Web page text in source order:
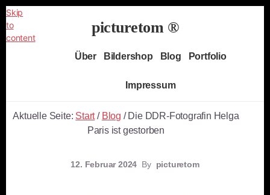
Skip
to
content
picturetom ®
Independent
Über Bildershop Blog Portfolio
Impressum
Aktuelle Seite: Start / Blog /Die DDR-Fotografin Helga
Paris ist gestorben
12. Februar 2024 By picturetom